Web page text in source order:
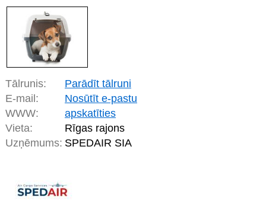
Tālrunis:
Parādīt tālruni
E-mail:
Nosūtīt e-pastu
WWW:
apskatīties
Vieta:
Rīgas rajons
Uzņēmums: SPEDAIR SIA